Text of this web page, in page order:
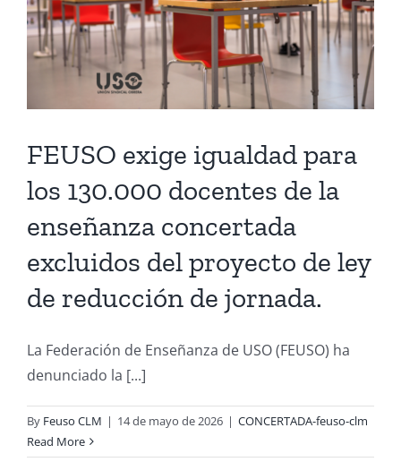
FEUSO exige igualdad para
los 130.000 docentes de la
enseñanza concertada
excluidos del proyecto de ley
de reducción de jornada.
La Federación de Enseñanza de USO (FEUSO) ha
denunciado la [...]
By Feuso CLM | 14 de mayo de 2026 | CONCERTADA-feuso-clm
Read More